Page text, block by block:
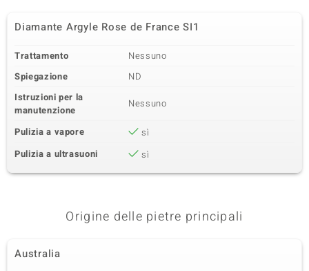
Diamante Argyle Rose de France SI1
Trattamento
Nessuno
Spiegazione
ND
Istruzioni per la
manutenzione
Nessuno
Pulizia a vapore
sì
Pulizia a ultrasuoni
sì
Origine delle pietre principali
Australia